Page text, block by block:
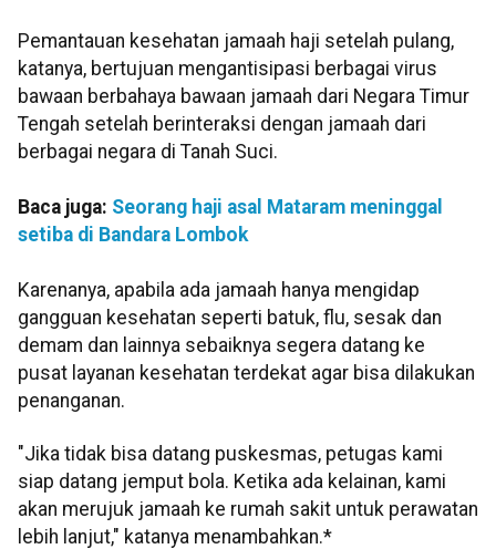
Pemantauan kesehatan jamaah haji setelah pulang,
katanya, bertujuan mengantisipasi berbagai virus
bawaan berbahaya bawaan jamaah dari Negara Timur
Tengah setelah berinteraksi dengan jamaah dari
berbagai negara di Tanah Suci.
Baca juga: Seorang haji asal Mataram meninggal
setiba di Bandara Lombok
Karenanya, apabila ada jamaah hanya mengidap
gangguan kesehatan seperti batuk, flu, sesak dan
demam dan lainnya sebaiknya segera datang ke
pusat layanan kesehatan terdekat agar bisa dilakukan
penanganan.
"Jika tidak bisa datang puskesmas, petugas kami
siap datang jemput bola. Ketika ada kelainan, kami
akan merujuk jamaah ke rumah sakit untuk perawatan
lebih lanjut," katanya menambahkan.*